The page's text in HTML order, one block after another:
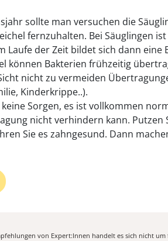
sollte man versuchen die
fernzuhalten. Bei Säuglingen
Laufe der Zeit bildet sich dann eine
können Bakterien frühzeitig
nicht zu vermeiden
Kinderkrippe..).
keine Sorgen, es ist vollkommen
nicht verhindern kann. Putzen
Sie es zahngesund. Dann
von Expert:Innen handelt es sich nicht